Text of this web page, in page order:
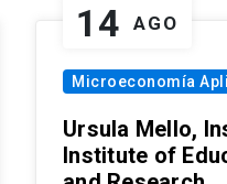
14 AGO
Microeconomía
Ursula Mello,
Institute of